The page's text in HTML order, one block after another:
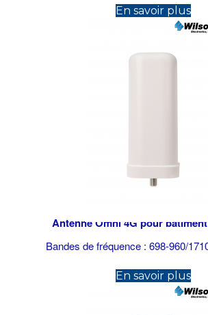
En savoir plus
Antenne Omni 4G pour
Bandes de fréquence : 698-960/
En savoir plus